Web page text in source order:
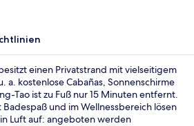
einen Privatstrand mit vielseitigem
a. kostenlose Cabañas, Sonnenschirme
Tao ist zu Fuß nur 15 Minuten entfernt.
und im Wellnessbereich lösen
Luft auf: angeboten werden